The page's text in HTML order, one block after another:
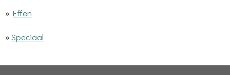
» Effen
»Speciaal